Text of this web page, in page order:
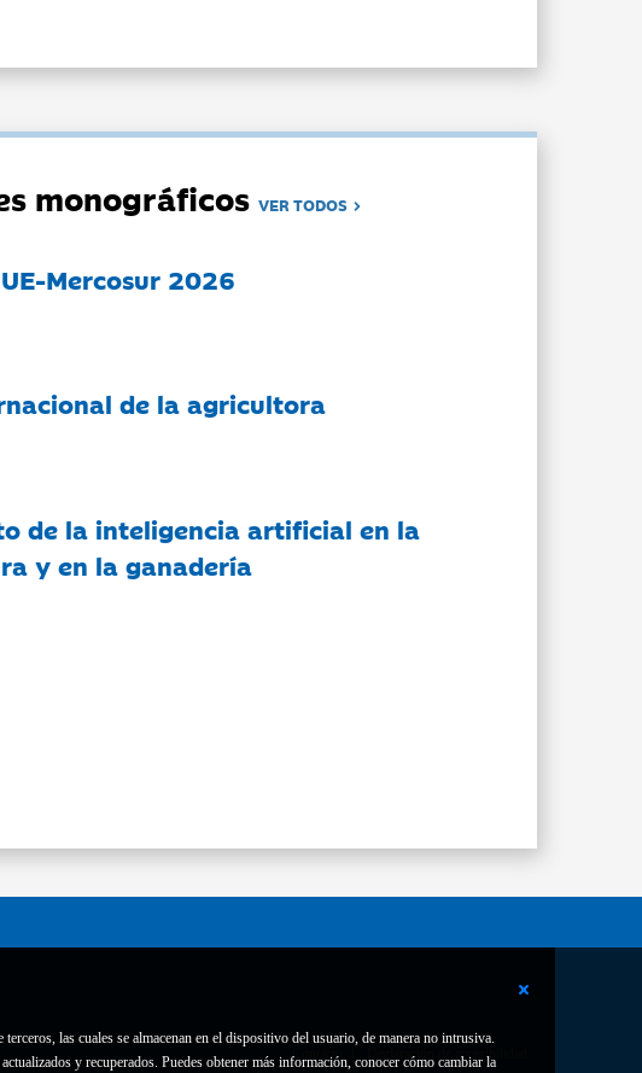
las cuales se almacenan en el dispositivo del usuario, de manera no intrusiva.
y recuperados. Puedes obtener más información, conocer cómo cambiar la
monográficosVER TODOS
Mercosur 2026
de la agricultora
de la inteligencia artificial en la
y en la ganadería
Contacto Declaración de accesibilidad